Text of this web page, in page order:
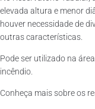
elevada altura e menor
houver necessidade de
outras características.
Pode ser utilizado na
incêndio.
Conheça mais sobre os